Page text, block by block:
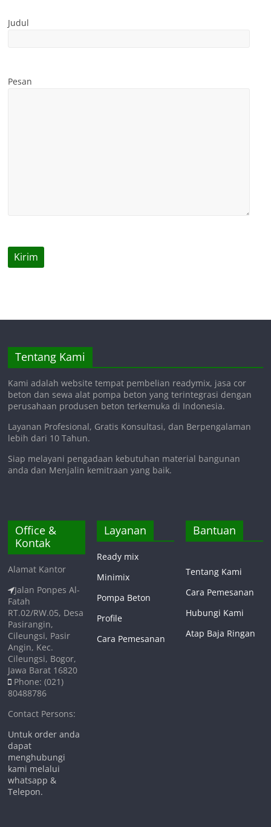
Judul
Pesan
Tentang Kami
Kami adalah website tempat pembelian readymix, jasa cor
beton dan sewa alat pompa beton yang terintegrasi dengan
perusahaan produsen beton terkemuka di Indonesia.
Layanan Profesional, Gratis Konsultasi, dan Berpengalaman
lebih dari 10 Tahun.
Siap melayani pengadaan kebutuhan material bangunan
anda dan Menjalin kemitraan yang baik.
Office &
Kontak
Alamat Kantor
Jalan Ponpes Al-
Fatah
RT.02/RW.05, Desa
Pasirangin,
Cileungsi, Pasir
Angin, Kec.
Cileungsi, Bogor,
Jawa Barat 16820
Phone: (021)
80488786
Contact Persons:
Untuk order anda
dapat
menghubungi
kami melalui
whatsapp &
Telepon.
Layanan
Ready mix
Minimix
Pompa Beton
Profile
Cara Pemesanan
Bantuan
Tentang Kami
Cara Pemesanan
Hubungi Kami
Atap Baja Ringan